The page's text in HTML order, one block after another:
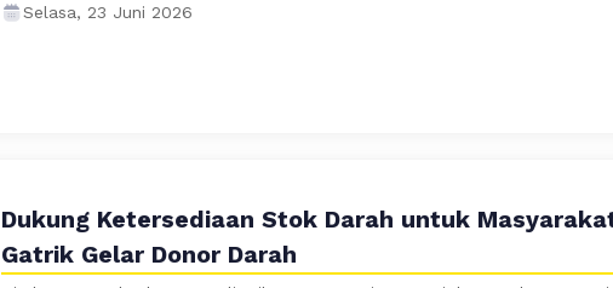
Selasa, 23 Juni 2026
Dukung Ketersediaan Stok Darah untuk
Gatrik Gelar Donor Darah